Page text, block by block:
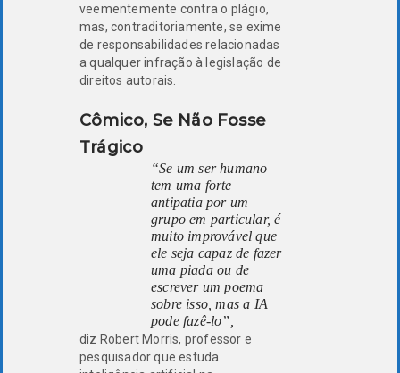
veementemente contra o plágio,
mas, contraditoriamente, se exime
de responsabilidades relacionadas
a qualquer infração à legislação de
direitos autorais.
Cômico, Se Não Fosse
Trágico
“Se um ser humano
tem uma forte
antipatia por um
grupo em particular, é
muito improvável que
ele seja capaz de fazer
uma piada ou de
escrever um poema
sobre isso, mas a IA
pode fazê-lo”,
diz Robert Morris, professor e
pesquisador que estuda